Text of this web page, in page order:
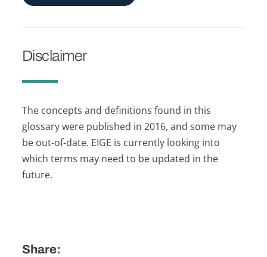
Disclaimer
The concepts and definitions found in this
glossary were published in 2016, and some may
be out-of-date. EIGE is currently looking into
which terms may need to be updated in the
future.
Share: